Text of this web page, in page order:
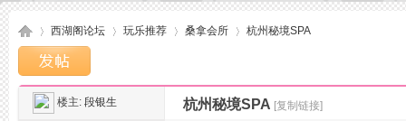
»
西湖阁论坛
›
玩乐推荐 桑拿会所
›
杭州秘境SPA
楼主: 段银生 杭州秘境SPA [复制链接]